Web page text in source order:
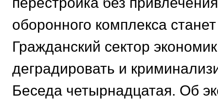
оборонного комплекса
Гражданский сектор
деградировать и
Беседа четырнадцатая. Об